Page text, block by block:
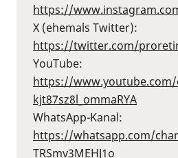
⁠https://
X (ehemals Twitter):
⁠https://twitter.com/
YouTube:
⁠https://www.youtube.com/
kjt87sz8l_ommaRYA⁠
WhatsApp-Kanal:
⁠https://whatsapp.com/
TRSmv3MEHJ1o⁠